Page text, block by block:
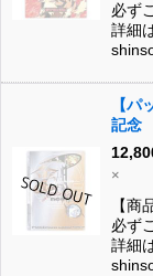
必ず
詳細
【
記念
×
【
必ず
詳細